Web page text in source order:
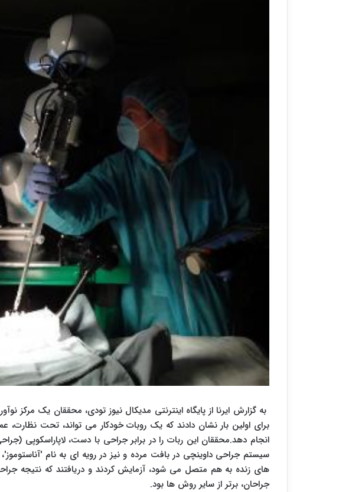
به گزارش ایرنا از پایگاه اینترنتی مدیکال نیوز تودی، محققان یک
برای اولین بار نشان دادند که یک روبات خودکار می تواند، تحت نظارت،
انجام دهد.محققان این ربات را در برابر جراحی با دست، لاپاراسکوپی
سیستم جراحی داوینچی در بافت مرده و نیز در رویه ای به نام
های زنده به هم متصل می شود، آزمایش کردند و دریافتند که نتیجه
جراحان، برتر از سایر روش ها بود.